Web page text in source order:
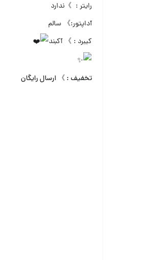
رایتر : 》ندارد
آداپتور:》 سالم
کیبرد : 》 آکبند
تخفیف : 》 ارسال رایگان